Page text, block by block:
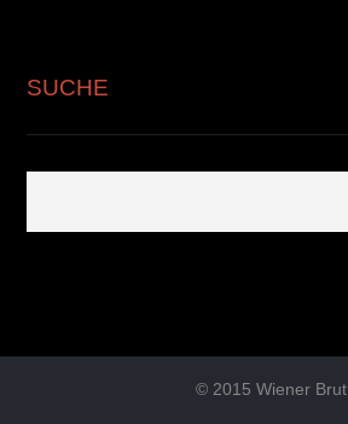
SUCHE
© 2015 Wiener Brut